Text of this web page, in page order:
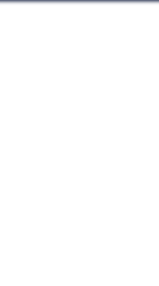
desktop